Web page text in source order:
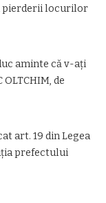
pierderii locurilor
aminte că v-ați
de
art. 19 din Legea
prefectului